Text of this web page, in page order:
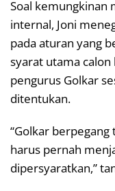
Soal kemungkinan
internal, Joni
pada aturan yang
syarat utama
pengurus Golkar
ditentukan.
“Golkar
harus pernah
dipersyaratkan,”